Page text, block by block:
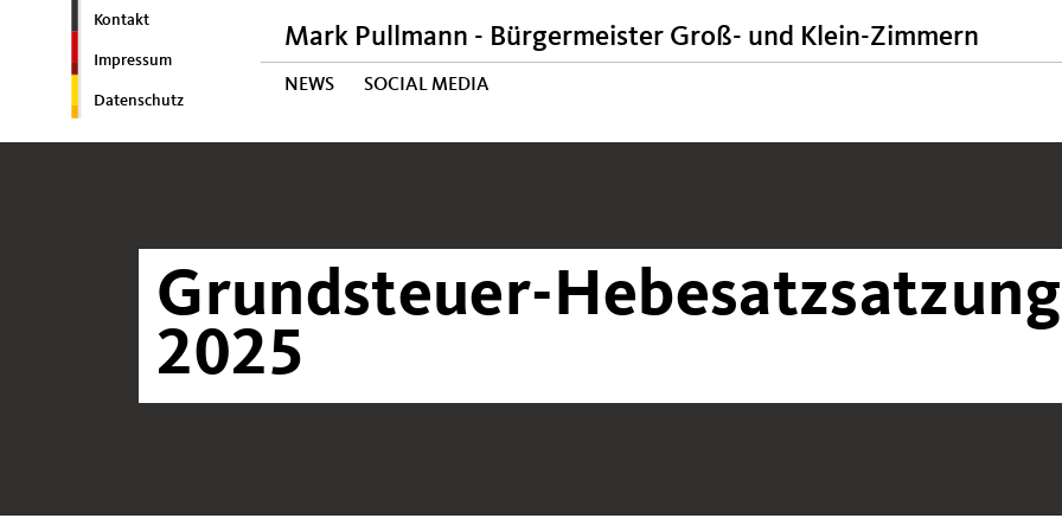
Kontakt
Impressum
Datenschutz
Mark Pullmann - Bürgermeister Groß- und Klein-Zimmern
NEWS SOCIAL MEDIA
Grundsteuer-
2025